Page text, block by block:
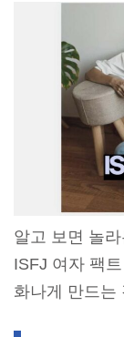
알고 보면 놀라
ISFJ 여자 팩트
화나게 만드는